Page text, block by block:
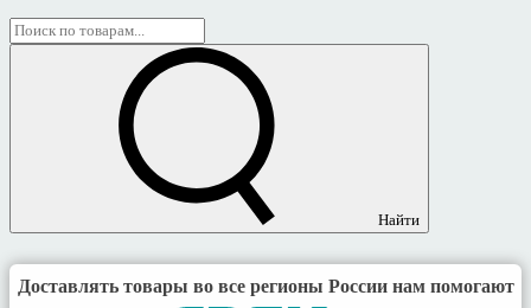
Найти
Доставлять товары во все регионы России нам помогают